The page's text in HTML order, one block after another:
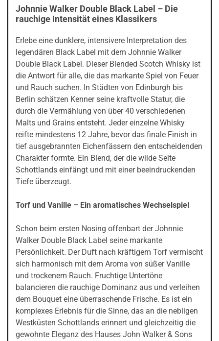
Johnnie Walker Double Black Label – Die
rauchige Intensität eines Klassikers
Erlebe eine dunklere, intensivere Interpretation des
legendären Black Label mit dem Johnnie Walker
Double Black Label. Dieser Blended Scotch Whisky ist
die Antwort für alle, die das markante Spiel von Feuer
und Rauch suchen. In Städten von Edinburgh bis
Berlin schätzen Kenner seine kraftvolle Statur, die
durch die Vermählung von über 40 verschiedenen
Malts und Grains entsteht. Jeder einzelne Whisky
reifte mindestens 12 Jahre, bevor das finale Finish in
tief ausgebrannten Eichenfässern den entscheidenden
Charakter formte. Ein Blend, der die wilde Seite
Schottlands einfängt und mit einer beeindruckenden
Tiefe überzeugt.
Torf und Vanille – Ein aromatisches Wechselspiel
Schon beim ersten Nosing offenbart der Johnnie
Walker Double Black Label seine markante
Persönlichkeit. Der Duft nach kräftigem Torf vermischt
sich harmonisch mit dem Aroma von süßer Vanille
und trockenem Rauch. Fruchtige Untertöne
balancieren die rauchige Dominanz aus und verleihen
dem Bouquet eine überraschende Frische. Es ist ein
komplexes Erlebnis für die Sinne, das an die nebligen
Westküsten Schottlands erinnert und gleichzeitig die
gewohnte Eleganz des Hauses John Walker & Sons